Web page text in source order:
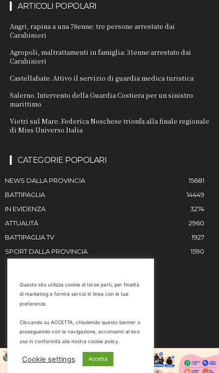
ARTICOLI POPOLARI
Angri, rapina a una 78enne: tre persone arrestate dai
Carabinieri
Agropoli, maltrattamenti in famiglia: 31enne arrestato dai
Carabinieri
Castellabate. Attivo il servizio di guardia medica turistica
Salerno. Intervento della Guardia Costiera per un sinistro
marittimo
Vietri sul Mare. Federica Noschese trionfa alla finale regionale
di Miss Universo Italia
CATEGORIE POPOLARI
NEWS DALLA PROVINCIA
15681
BATTIPAGLIA
14449
IN EVIDENZA
3274
ATTUALITÀ
2960
BATTIPAGLIA TV
1927
SPORT DALLA PROVINCIA
1590
Email
marketing@battipaglia1929.it
carminegaldi@virgilio.it
Questo sito utilizza cookie di terze parti, per finalità
di marketing e fornire servizi in linea con le tue
preferenze.
Cliccando su ACCETTA, chiudendo questo banner o
proseguendo con la navigazione, acconsenti al loro
uso in conformità alla nostra cookie policy.
Cookie settings Accetta